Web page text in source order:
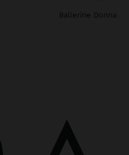
Ballerine Donna